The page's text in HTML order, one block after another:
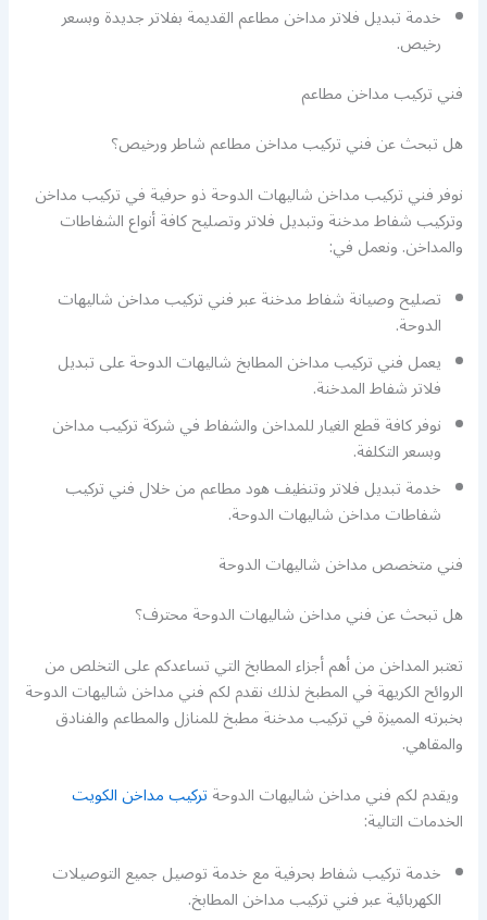
خدمة تبديل فلاتر مداخن مطاعم القديمة بفلاتر جديدة وبسعر
رخيص.
فني تركيب مداخن مطاعم
هل تبحث عن فني تركيب مداخن مطاعم شاطر ورخيص؟
نوفر فني تركيب مداخن شاليهات الدوحة ذو حرفية في تركيب مداخن
وتركيب شفاط مدخنة وتبديل فلاتر وتصليح كافة أنواع الشفاطات
والمداخن. ونعمل في:
تصليح وصيانة شفاط مدخنة عبر فني تركيب مداخن شاليهات
الدوحة.
يعمل فني تركيب مداخن المطابخ شاليهات الدوحة على تبديل
فلاتر شفاط المدخنة.
نوفر كافة قطع الغيار للمداخن والشفاط في شركة تركيب مداخن
وبسعر التكلفة.
خدمة تبديل فلاتر وتنظيف هود مطاعم من خلال فني تركيب
شفاطات مداخن شاليهات الدوحة.
فني متخصص مداخن شاليهات الدوحة
هل تبحث عن فني مداخن شاليهات الدوحة محترف؟
تعتبر المداخن من أهم أجزاء المطابخ التي تساعدكم على التخلص من
الروائح الكريهة في المطبخ لذلك نقدم لكم فني مداخن شاليهات الدوحة
بخبرته المميزة في تركيب مدخنة مطبخ للمنازل والمطاعم والفنادق
والمقاهي.
ويقدم لكم فني مداخن شاليهات الدوحةتركيب مداخن الكويت
الخدمات التالية:
خدمة تركيب شفاط بحرفية مع خدمة توصيل جميع التوصيلات
الكهربائية عبر فني تركيب مداخن المطابخ.